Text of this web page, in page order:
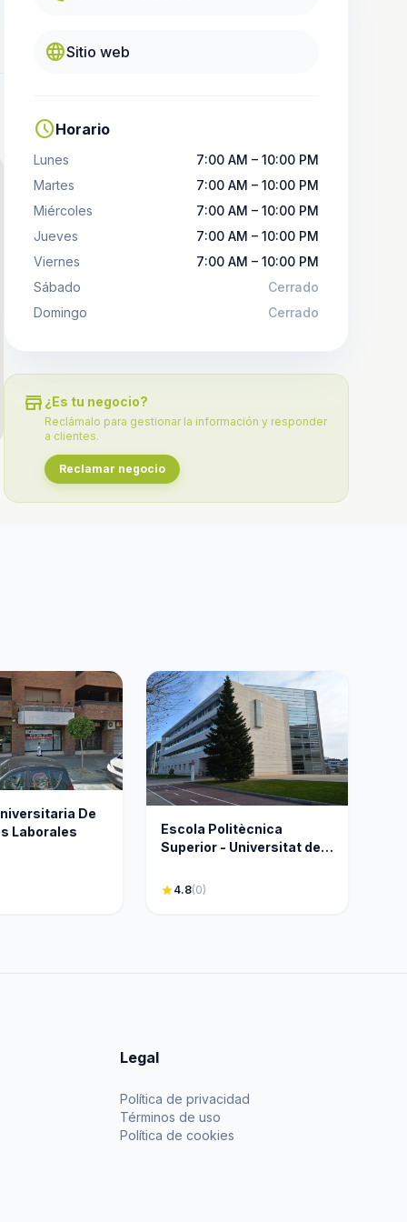
languageSitio web
scheduleHorario
Lunes
7:00 AM – 10:00 PM
Martes
7:00 AM – 10:00 PM
Miércoles
7:00 AM – 10:00 PM
Jueves
7:00 AM – 10:00 PM
Viernes
7:00 AM – 10:00 PM
Sábado
Cerrado
Domingo
Cerrado
store ¿Es tu negocio?
Reclámalo para gestionar la información y responder
a clientes.
Reclamar negocio
De
Laborales
Escola Politècnica
Superior - Universitat de
star4.8(0)
Legal
Política de privacidad
Términos de uso
Política de cookies